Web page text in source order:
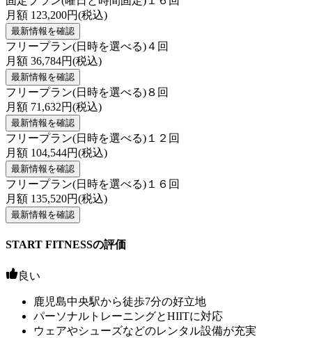
月額 123,200円(税込)
最新情報を確認
フリープラン(日時を選べる)４回
月額 36,784円(税込)
最新情報を確認
フリープラン(日時を選べる)８回
月額 71,632円(税込)
最新情報を確認
フリープラン(日時を選べる)１２回
月額 104,544円(税込)
最新情報を確認
フリープラン(日時を選べる)１６回
月額 135,520円(税込)
最新情報を確認
START FITNESSの評価
良い
鹿児島中央駅から徒歩7分の好立地
パーソナルトレーニングとHIITに対応
ウェアやシューズなどのレンタル設備が充実